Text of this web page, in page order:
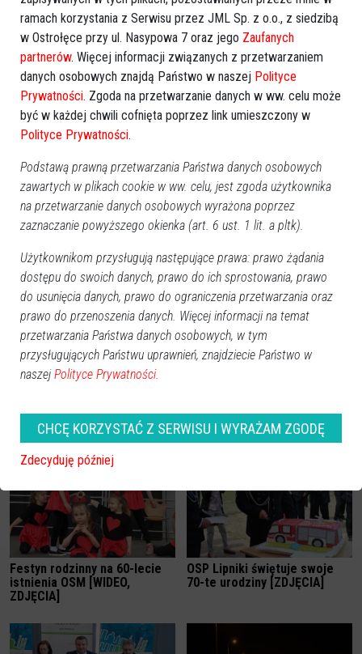
Zobacz również
„Kulturalny” czerwiec: Co?
Gdzie? Kiedy?
Przyjaciele Radia Maryja
spotkali się w Ostrołęce
Ostrołęką [ZDJĘCIA]
Festyn rodzinny na 60-lecie
istnienia OSM
Festyn rodzinny na 60-lecie
istnienia OSM [WIDEO,
ZDJĘCIA]
OSP Lipniki świętuje swoje
70-te urodziny [ZDJĘCIA]
ramach korzystania z Serwisu przez JML Sp. z o.o., z siedzibą
w Ostrołęce przy ul. Nasypowa 7 oraz jego Zaufanych
partnerów. Więcej informacji związanych z przetwarzaniem
danych osobowych znajdą Państwo w naszej Polityce
Prywatności. Zgoda na przetwarzanie danych w ww. celu może
być w każdej chwili cofnięta poprzez link umieszczony w
Polityce Prywatności.
Podstawą prawną przetwarzania Państwa danych osobowych
zawartych w plikach cookie w ww. celu, jest zgoda użytkownika
na przetwarzanie danych osobowych wyrażona poprzez
zaznaczanie powyższego okienka (art. 6 ust. 1 lit. a pltk).
Użytkownikom przysługują następujące prawa: prawo żądania
dostępu do swoich danych, prawo do ich sprostowania, prawo
do usunięcia danych, prawo do ograniczenia przetwarzania oraz
prawo do przenoszenia danych. Więcej informacji na temat
przetwarzania Państwa danych osobowych, w tym
przysługujących Państwu uprawnień, znajdziecie Państwo w
naszej Polityce Prywatności.
CHCĘ KORZYSTAĆ Z SERWISU I WYRAŻAM ZGODĘ
Zdecyduję później